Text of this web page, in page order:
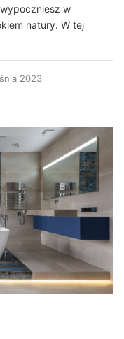
w
natury. W tej
2023